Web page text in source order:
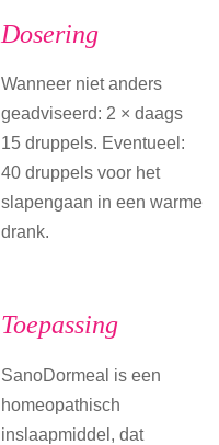
Dosering
Wanneer niet anders
geadviseerd: 2 × daags
15 druppels. Eventueel:
40 druppels voor het
slapengaan in een warme
drank.
Toepassing
SanoDormeal is een
homeopathisch
inslaapmiddel, dat